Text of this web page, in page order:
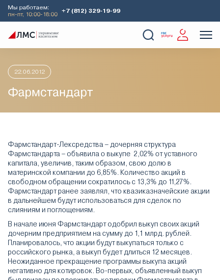
Мы работаем:
пн-пт, 10:00-18:00
+7 (812) 329-19-99
Главная Аналитика
22.06.2012
Фармстандарт
Фармстандарт-Лексредства – дочерняя структура
Фармстандарта – объявила о выкупе 2,02% от уставного
капитала, увеличив, таким образом, свою долю в
материнской компании до 6,85%. Количество акций в
свободном обращении сократилось с 13,3% до 11,27%.
Фармстандарт ранее заявлял, что квазиказначейские акции
в дальнейшем будут использоваться для сделок по
слияниям и поглощениям.
В начале июня Фармстандарт одобрил выкуп своих акций
дочерним предприятием на сумму до 1,1 млрд. рублей.
Планировалось, что акции будут выкупаться только с
российского рынка, а выкуп будет длиться 12 месяцев.
Неожиданное прекращение программы выкупа акций
негативно для котировок. Во-первых, объявленный выкуп